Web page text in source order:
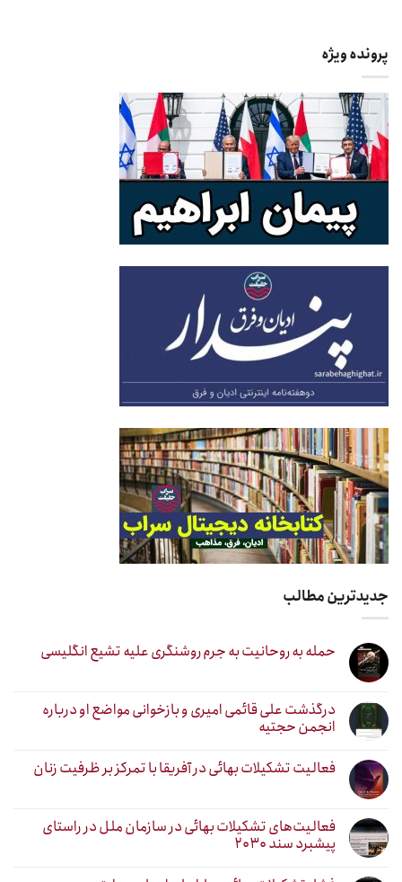
پرونده ویژه
جدیدترین مطالب
حمله به روحانیت به جرم روشنگری علیه تشیع انگلیسی
درگذشت علی قائمی امیری و بازخوانی مواضع او درباره
انجمن حجتیه
فعالیت تشکیلات بهائی در آفریقا با تمرکز بر ظرفیت زنان
فعالیت‌های تشکیلات بهائی در سازمان ملل در راستای
پیشبرد سند ۲۰۳۰